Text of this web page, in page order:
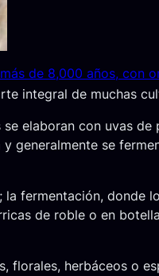
de 8,000 años, con
integral de muchas
elaboran con uvas de
generalmente se
fermentación, donde
de roble o en
florales, herbáceos o